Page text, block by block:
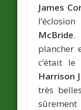
James
McBride.
plancher
c’était
Harrison
très